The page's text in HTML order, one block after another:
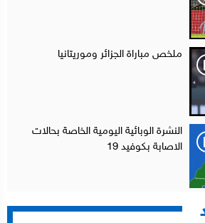
ملخص مباراة الجزائر وموريتانيا
النشرة الوبائية اليومية الخاصة بحالات
الاصابة بكوفيد 19